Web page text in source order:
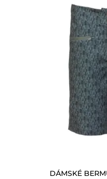
DÁMSKÉ